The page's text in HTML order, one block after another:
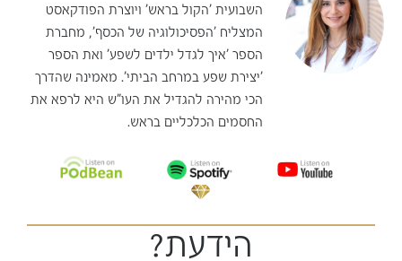
השבועית 'הקול בראש' ויוצרת הפודקאסט
המצליח 'הפסיכולוגיה של הכסף', מחברת
הספר 'איך לגדל ילדים לשפע' ואת הספר
'יצירת שפע במרחב הביתי'. מאמינה שהדרך
הכי מהירה להגדיל את העו"ש היא לרפא את
החסמים הכלכליים בראש.
הידעת?